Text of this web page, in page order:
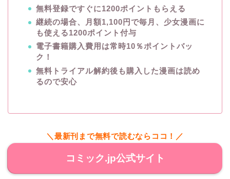
無料登録ですぐに1200ポイントもらえる
継続の場合、月額1,100円で毎月、少女漫画に
も使える1200ポイント付与
電子書籍購入費用は常時10％ポイントバッ
ク！
無料トライアル解約後も購入した漫画は読め
るので安心
＼最新刊まで無料で読むならココ！／
コミック.jp公式サイト